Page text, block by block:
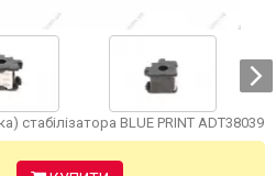
стабілізатора BLUE PRINT ADT38039